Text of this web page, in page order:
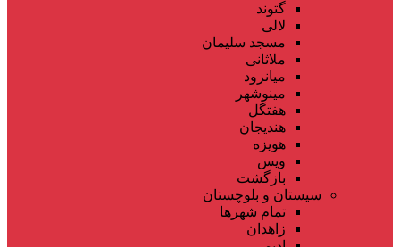
گتوند
لالی
مسجد سلیمان
ملاثانی
میانرود
مینوشهر
هفتگل
هندیجان
هویزه
ویس
بازگشت
سیستان و بلوچستان
تمام شهر‌ها
زاهدان